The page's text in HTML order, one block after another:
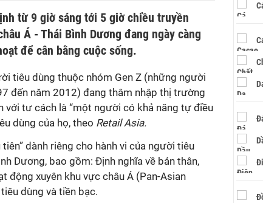
từ 9 giờ sáng tới 5 giờ chiều truyền
Á - Thái Bình Dương đang ngày càng
để cân bằng cuộc sống.
tiêu dùng thuộc nhóm Gen Z (những người
đến năm 2012) đang thâm nhập thị trường
với tư cách là “một người có khả năng tự điều
dùng của họ, theo Retail Asia.
dành riêng cho hành vi của người tiêu
Dương, bao gồm: Định nghĩa về bản thân,
động xuyên khu vực châu Á (Pan-Asian
dùng và tiền bạc.